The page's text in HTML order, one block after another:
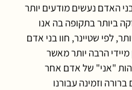
האדם נעשים מודעים יותר
ביותר בתקופה בה אנו
לפי שטיינר, חוו בני אדם
הרבה יותר מאשר
"אני" של אדם אחר
וזמינה עבורנו